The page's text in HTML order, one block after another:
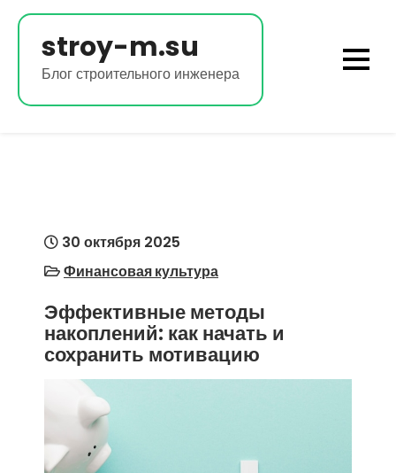
Перейти
содержимому
stroy-m.su
Блог строительного инженера
30 октября 2025
Финансовая культура
Эффективные методы
накоплений: как начать и
сохранить мотивацию